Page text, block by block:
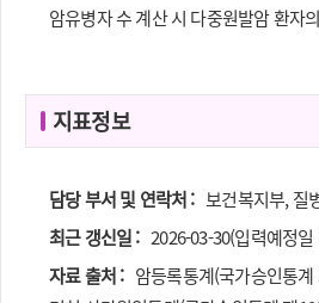
암유병자 수 계산 시 다중원발암 환자
지표정보
담당 부서 및 연락처 : 보건복지부, 질
최근 갱신일 : 2026-03-30(입력예정일
자료 출처 : 암등록통계(국가승인통